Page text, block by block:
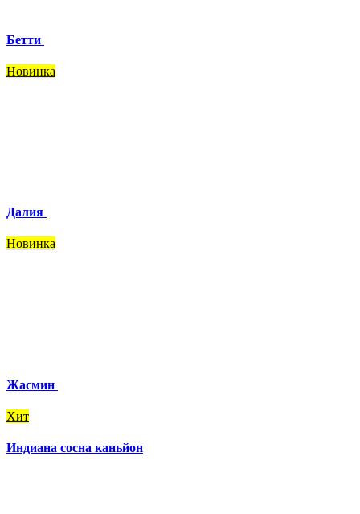
Бетти
Новинка
Далия
Новинка
Жасмин
Хит
Индиана сосна каньйон